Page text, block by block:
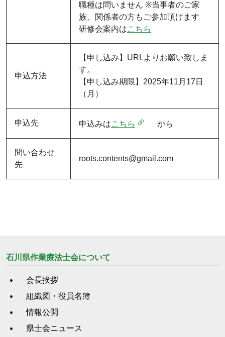
職種は問いません ※当事者のご家
族、関係者の方もご参加頂けます
研修会案内はこちら
申込方法
【申し込み】URLよりお願い致しま
す。
【申し込み期限】2025年11月17日
（月）
申込先 申込みはこちら から
問い合わせ
先
roots.contents@gmail.com
石川県作業療法士会について
会長挨拶
組織図・役員名簿
情報公開
県士会ニュース